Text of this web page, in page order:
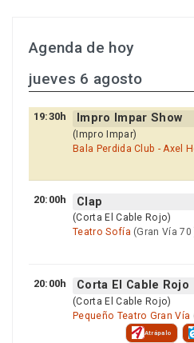
Agenda de hoy
jueves 6 agosto
19:30h Impro Impar Show
(Impro Impar)
Bala Perdida Club - Axel
20:00h Clap
(Corta El Cable Rojo)
Teatro Sofía (Gran Vía 70
20:00h Corta El Cable Rojo
(Corta El Cable Rojo)
Pequeño Teatro Gran Vía
Atrápalo